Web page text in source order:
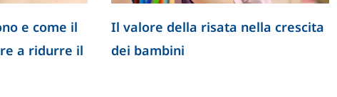
il
il
Il valore della risata nella crescita
dei bambini
Il